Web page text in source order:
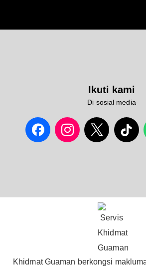
Ikuti kami
Di sosial media
Khidmat Guaman berkongsi